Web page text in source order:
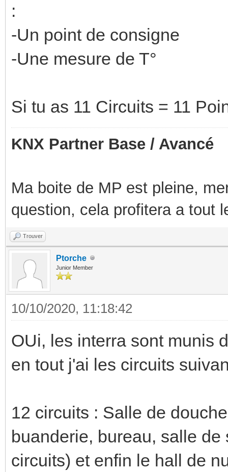
:
-Un point de consigne
-Une mesure de T°
Si tu as 11 Circuits = 11
KNX Partner Base / Avancé
Ma boite de MP est pleine,
question, cela profitera a tout
Trouver
Ptorche
Junior Member
10/10/2020, 11:18:42
OUi, les interra sont munis
en tout j'ai les circuits
12 circuits : Salle de
buanderie, bureau, salle
circuits) et enfin le hall de